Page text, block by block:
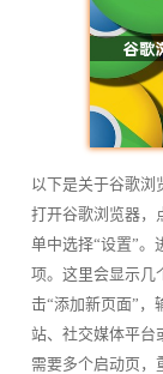
以下是关于谷歌浏
打开谷歌浏览器，
单中选择“设置”。
项。这里会显示几
击“添加新页面”，
站、社交媒体平台
需要多个启动页，